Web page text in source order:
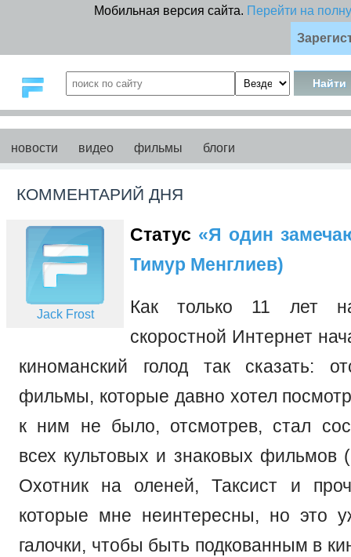
Мобильная версия сайта. Перейти на
новости видео фильмы блоги
КОММЕНТАРИЙ ДНЯ
Jack Frost
Статус «Я один
Тимур Менглиев)
Как только 11 лет
скоростной Интернет
киноманский голод так сказать:
фильмы, которые давно хотел
к ним не было, отсмотрев, стал
всех культовых и знаковых фильмов
Охотник на оленей, Таксист и
которые мне неинтересны, но это
галочки, чтобы быть подкованным в